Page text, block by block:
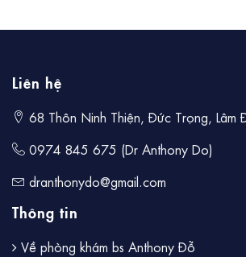
Liên hệ
68 Thôn Ninh Thiện, Đức Trọng, Lâm
0974 845 675 (Dr Anthony Do)
dranthonydo@gmail.com
Thông tin
Về phòng khám bs Anthony Đỗ